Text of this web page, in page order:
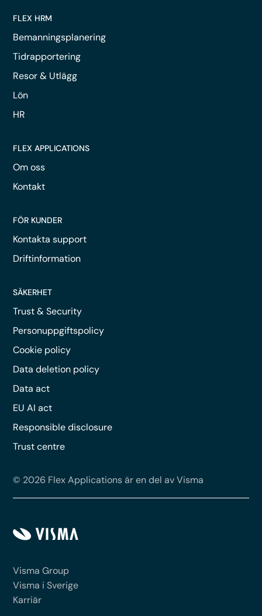
FLEX HRM
Bemanningsplanering
Tidrapportering
Resor & Utlägg
Lön
HR
FLEX APPLICATIONS
Om oss
Kontakt
FÖR KUNDER
Kontakta support
Driftinformation
SÄKERHET
Trust & Security
Personuppgiftspolicy
Cookie policy
Data deletion policy
Data act
EU AI act
Responsible disclosure
Trust centre
© 2026 Flex Applications är en del av Visma
Visma Group
Visma i Sverige
Karriär